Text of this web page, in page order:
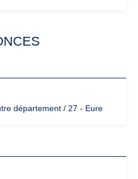
département / 27 - Eure